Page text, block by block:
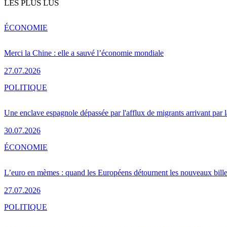
LES PLUS LUS
Merci la Chine : elle a sauvé l’économie mondiale
27.07.2026
ÉCONOMIE
Une enclave espagnole dépassée par l'afflux de migrants arrivant par
30.07.2026
POLITIQUE
L’euro en mèmes : quand les Européens détournent les nouveaux
27.07.2026
ÉCONOMIE
POLITIQUE